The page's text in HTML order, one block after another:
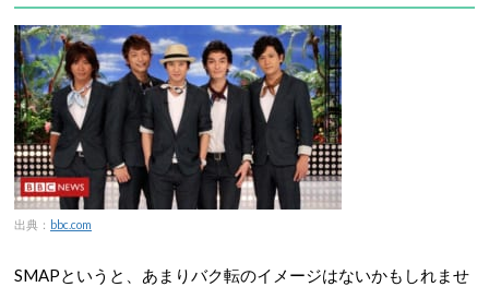
出典： bbc.com
SMAPというと、あまりバク転のイメージはないかもしれませ